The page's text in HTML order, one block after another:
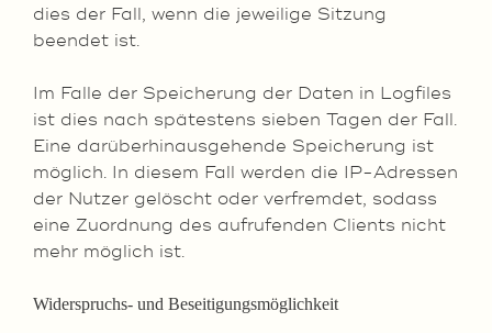
dies der Fall, wenn die jeweilige Sitzung
beendet ist.
Im Falle der Speicherung der Daten in Logfiles
ist dies nach spätestens sieben Tagen der Fall.
Eine darüberhinausgehende Speicherung ist
möglich. In diesem Fall werden die IP-Adressen
der Nutzer gelöscht oder verfremdet, sodass
eine Zuordnung des aufrufenden Clients nicht
mehr möglich ist.
Widerspruchs- und Beseitigungsmöglichkeit